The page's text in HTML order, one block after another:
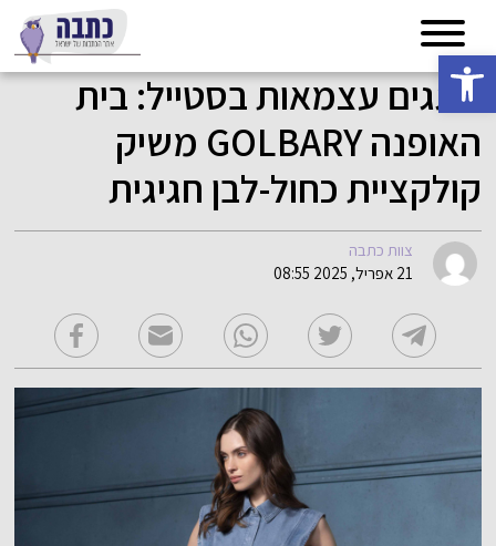
פתח סרגל נגישות
חוגגים עצמאות בסטייל: בית
האופנה GOLBARY משיק
קולקציית כחול-לבן חגיגית
צוות כתבה
21 אפריל, 2025 08:55